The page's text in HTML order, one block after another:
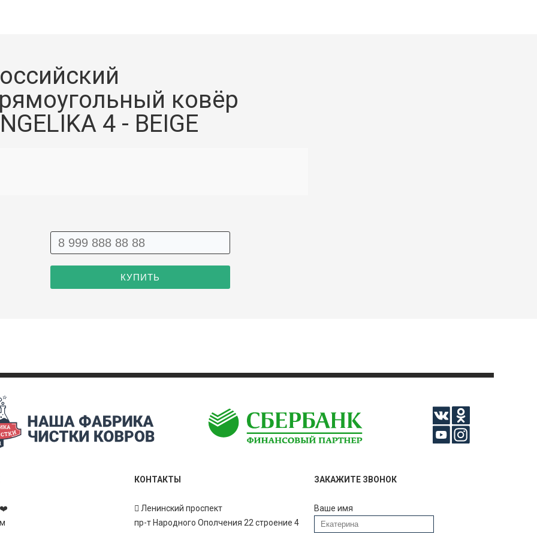
ковёр
4 - BEIGE
❤️
КОНТАКТЫ
Ленинский проспект
пр-т Народного Ополчения 22 строение 4
ЗАКАЖИТЕ ЗВОНОК
Ваше имя